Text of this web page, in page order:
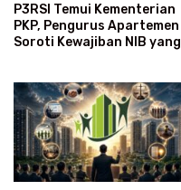
P3RSI Temui Kementerian
PKP, Pengurus Apartemen
Soroti Kewajiban NIB yang